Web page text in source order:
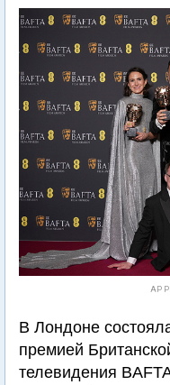
AP
В Лондоне
премией
телевидения